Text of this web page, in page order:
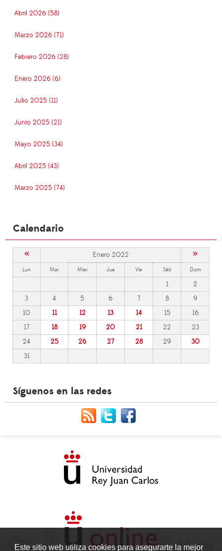
Este sitio web utiliza cookies para asegurarte la mejor
Abril 2026 (58)
Marzo 2026 (71)
Febrero 2026 (28)
Enero 2026 (6)
Julio 2025 (11)
Junio 2025 (21)
Mayo 2025 (34)
Abril 2025 (43)
Marzo 2025 (74)
Calendario
« Enero 2022 »
Lun Mar Mier Jue Vie Sáb Dom
1
2
3
4 5 6 7 8
9
10
11 12 13 14 15
16
17
18 19 20 21 22
23
24
25 26 27 28 29
30
31
Síguenos en las redes